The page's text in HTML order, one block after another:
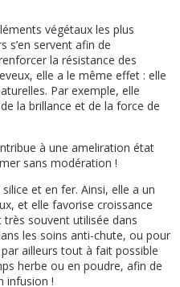
végétaux les plus
s’en servent afin de
la résistance des
elle a le même effet : elle
Par exemple, elle
la brillance et de la force de
à une ameliration état
sans modération !
et en fer. Ainsi, elle a un
et elle favorise croissance
très souvent utilisée dans
les soins anti-chute, ou pour
ailleurs tout à fait possible
herbe ou en poudre, afin de
infusion !